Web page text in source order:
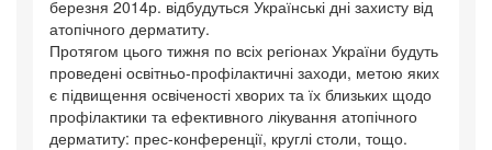
березня 2014р. відбудуться Українські дні захисту від
атопічного дерматиту.
Протягом цього тижня по всіх регіонах України будуть
проведені освітньо-профілактичні заходи, метою яких
є підвищення освіченості хворих та їх близьких щодо
профілактики та ефективного лікування атопічного
дерматиту: прес-конференції, круглі столи, тощо.